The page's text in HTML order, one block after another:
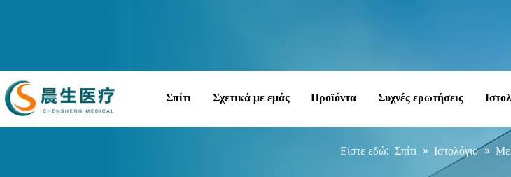
Σπίτι Σχετικά με εμάς Προϊόντα Συχνές ερωτήσεις
Είστε εδώ: Σπίτι » Ιστολόγιο »